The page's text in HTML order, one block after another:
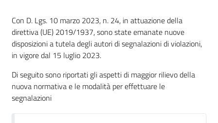
Promuovere
l'impresa
e
il
territorio
Con D. Lgs. 10 marzo 2023, n. 24, in attuazione della
direttiva (UE) 2019/1937, sono state emanate nuove
disposizioni a tutela degli autori di segnalazioni di violazioni,
in vigore dal 15 luglio 2023.
Di seguito sono riportati gli aspetti di maggior rilievo della
nuova normativa e le modalità per effettuare le
segnalazioni